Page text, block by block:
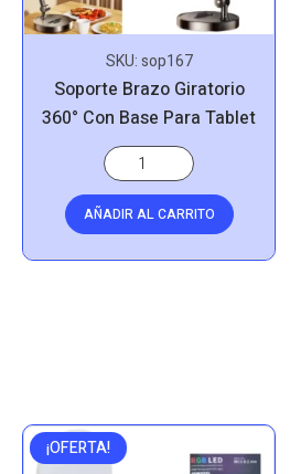
SKU:sop167
Soporte Brazo Giratorio
360° Con Base Para Tablet
AÑADIR AL CARRITO
¡OFERTA!